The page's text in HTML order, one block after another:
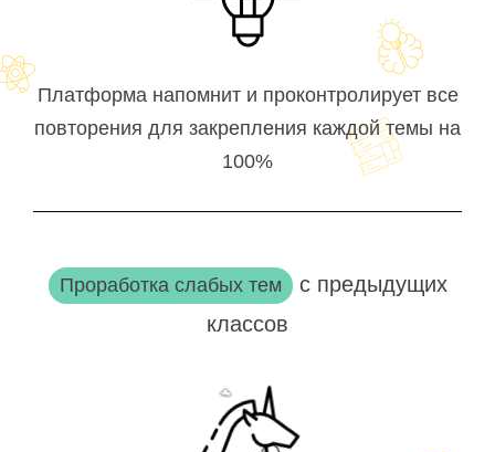
Платформа напомнит и проконтролирует все
повторения для закрепления каждой темы на
100%
Проработка слабых тем с предыдущих
классов